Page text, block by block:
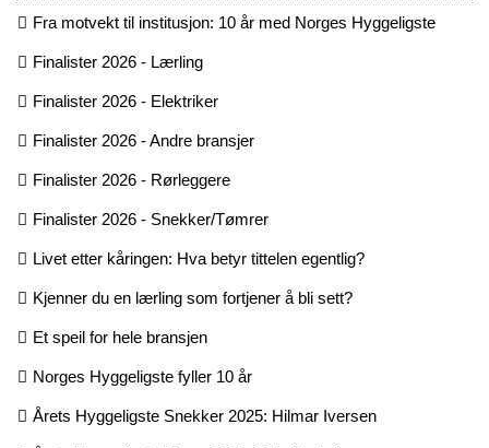
Fra motvekt til institusjon: 10 år med Norges Hyggeligste
Finalister 2026 - Lærling
Finalister 2026 - Elektriker
Finalister 2026 - Andre bransjer
Finalister 2026 - Rørleggere
Finalister 2026 - Snekker/Tømrer
Livet etter kåringen: Hva betyr tittelen egentlig?
Kjenner du en lærling som fortjener å bli sett?
Et speil for hele bransjen
Norges Hyggeligste fyller 10 år
Årets Hyggeligste Snekker 2025: Hilmar Iversen